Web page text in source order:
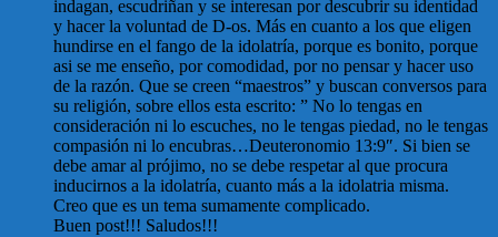
indagan, escudriñan y se interesan por descubrir su identidad
y hacer la voluntad de D-os. Más en cuanto a los que eligen
hundirse en el fango de la idolatría, porque es bonito, porque
asi se me enseño, por comodidad, por no pensar y hacer uso
de la razón. Que se creen “maestros” y buscan conversos para
su religión, sobre ellos esta escrito: ” No lo tengas en
consideración ni lo escuches, no le tengas piedad, no le tengas
compasión ni lo encubras…Deuteronomio 13:9″. Si bien se
debe amar al prójimo, no se debe respetar al que procura
inducirnos a la idolatría, cuanto más a la idolatria misma.
Creo que es un tema sumamente complicado.
Buen post!!! Saludos!!!